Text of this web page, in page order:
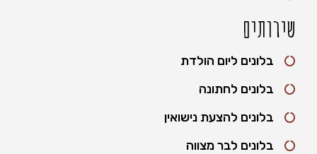
שירותים
בלונים ליום הולדת
בלונים לחתונה
בלונים להצעת נישואין
בלונים לבר מצווה